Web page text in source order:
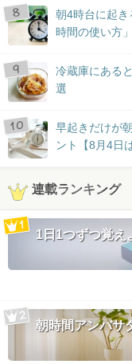
朝4時台に起
時間の使い方」
冷蔵庫にある
選
早起きだけが
ント【8月4日
連載ランキング
1日1つずつ覚え
朝時間アンバサ